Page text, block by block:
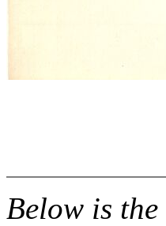
Below is the